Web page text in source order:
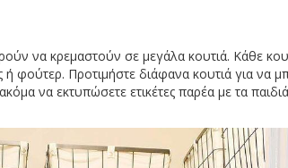
να κρεμαστούν σε μεγάλα κουτιά. Κάθε
φούτερ. Προτιμήστε διάφανα κουτιά για να
να εκτυπώσετε ετικέτες παρέα με τα